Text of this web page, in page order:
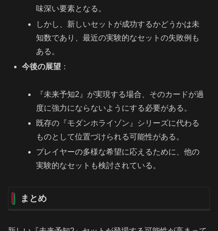
味深い要素となる。
しかし、新しいセットが成功するかどうかは未
知数であり、最近の実験的なセットの失敗例も
ある。
今後の展望 ：
『未来予知2』が実現する場合、そのカードが過
度に強力にならないようにする必要がある。
既存の『モダンホライゾン』シリーズに代わる
ものとして位置づけられる可能性がある。
プレイヤーの多様な希望に応えるために、他の
実験的なセットも検討されている。
まとめ